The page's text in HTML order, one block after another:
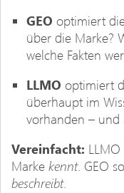
GEO optimiert
über die Marke?
welche Fakten
LLMO optimiert
überhaupt im
vorhanden – und
Vereinfacht:
Marke kennt. GEO
beschreibt.